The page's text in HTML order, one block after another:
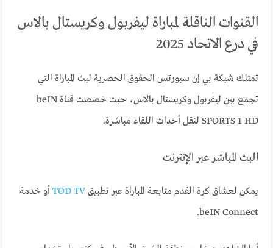
القنوات الناقلة لمباراة ليفربول وكريستال بالاس
في درع الاتحاد 2025
تمتلك شبكة بي إن سبورتس الحقوق الحصرية لبث المباراة التي
تجمع بين ليفربول وكريستال بالاس، حيث خصصت قناة beIN
SPORTS 1 HD لنقل أحداث اللقاء مباشرة.
البث المباشر عبر الإنترنت
يمكن لعشاق كرة القدم متابعة المباراة عبر تطبيقTOD TV أو خدمة
beIN Connect.